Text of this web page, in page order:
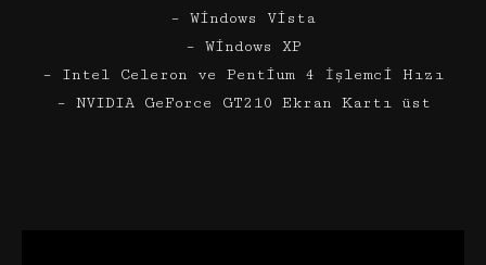
– Windows Vista
– Windows XP
– Intel Celeron ve Pentium 4 İşlemci Hızı
– NVIDIA GeForce GT210 Ekran Kartı üst